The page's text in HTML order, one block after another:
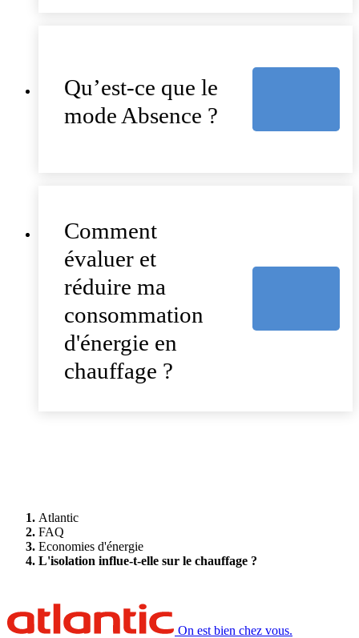
Qu’est-ce que le
mode Absence ?
Comment
évaluer et
réduire ma
consommation
d'énergie en
chauffage ?
Atlantic
FAQ
Economies d'énergie
L'isolation influe-t-elle sur le chauffage ?
On est bien chez vous.